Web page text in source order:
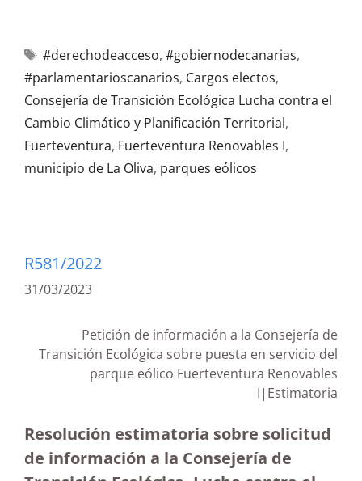
#derechodeacceso, #gobiernodecanarias,
#parlamentarioscanarios, Cargos electos,
Consejería de Transición Ecológica Lucha contra el
Cambio Climático y Planificación Territorial,
Fuerteventura, Fuerteventura Renovables I,
municipio de La Oliva, parques eólicos
R581/2022
31/03/2023
Petición de información a la Consejería de
Transición Ecológica sobre puesta en servicio del
parque eólico Fuerteventura Renovables
I|Estimatoria
Resolución estimatoria sobre solicitud
de información a la Consejería de